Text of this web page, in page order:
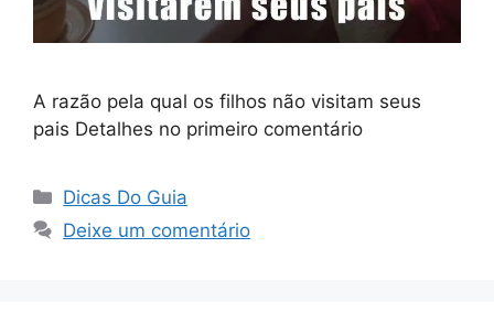
A razão pela qual os filhos não visitam seus
pais Detalhes no primeiro comentário
Categorias
Dicas Do Guia
Deixe um comentário